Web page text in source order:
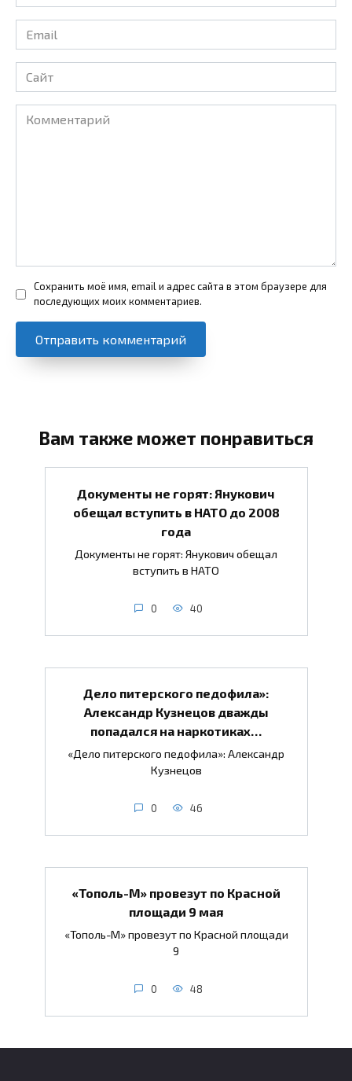
*
Email
*
Сайт
Комментарий
Сохранить моё имя, email и адрес сайта в этом браузере для
последующих моих комментариев.
Вам также может понравиться
Документы не горят: Янукович
обещал вступить в НАТО до 2008
года
Документы не горят: Янукович обещал
вступить в НАТО
0 40
Дело питерского педофила»:
Александр Кузнецов дважды
попадался на наркотиках…
«Дело питерского педофила»: Александр
Кузнецов
0 46
«Тополь-М» провезут по Красной
площади 9 мая
«Тополь-М» провезут по Красной площади
9
0 48